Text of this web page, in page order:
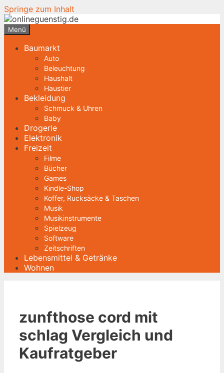
Springe zum Inhalt
Menü
Baumarkt
Auto
Beleuchtung
Haushalt
Haustier
Bekleidung
Schmuck & Uhren
Baby
Drogerie
Elektronik
Freizeit
Filme
Bücher
Games
Kindle-Shop
Koffer, Rucksäcke & Taschen
Musik
Musikinstrumente
Spielzeug
Software
Zeitschriften
Lebensmittel & Getränke
Wohnen
zunfthose cord mit
schlag Vergleich und
Kaufratgeber